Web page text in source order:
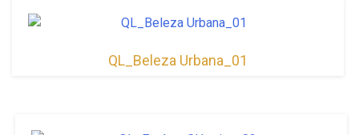
QL_Beleza Urbana_01